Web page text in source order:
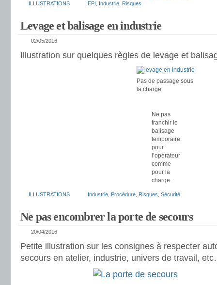
ILLUSTRATIONS EPI Industrie Risques
Levage et balisage en industrie
02/05/2016
Illustration sur quelques règles de levage et
Pas de passage sous
la charge
Ne pas
franchir le
balisage
temporaire
pour
l’opérateur
comme
pour la
charge.
ILLUSTRATIONS Industrie Procédure Risques Sécurité
Ne pas encombrer la porte de secours
20/04/2016
Petite illustration sur les consignes à respecter
secours en atelier, industrie, univers de travail,